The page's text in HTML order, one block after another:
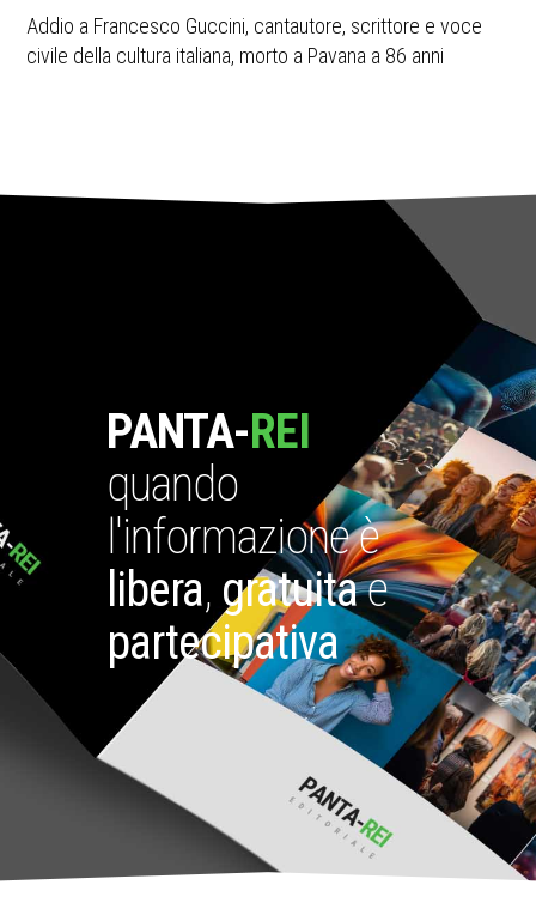
A 45 anni dall’attentato del 2 agosto 1980, Bologna ricorda
le vittime e il valore civile della memoria
PANTA-REI
quando
l'informazione è
libera, gratuitae
partecipativa